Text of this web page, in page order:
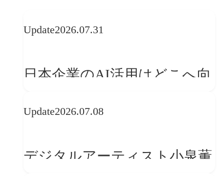
Update2026.07.31
日本企業のAI活用はどこへ向
レンドに見る「人間中心」へ
Update2026.07.08
デジタルアーティスト小泉薫